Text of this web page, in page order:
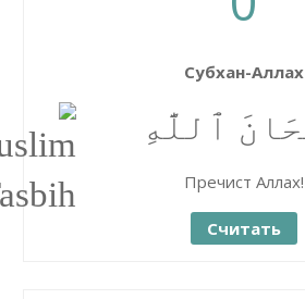
Субхан-Аллах
ٱللَّٰهِ
Пречист Аллах!
Считать